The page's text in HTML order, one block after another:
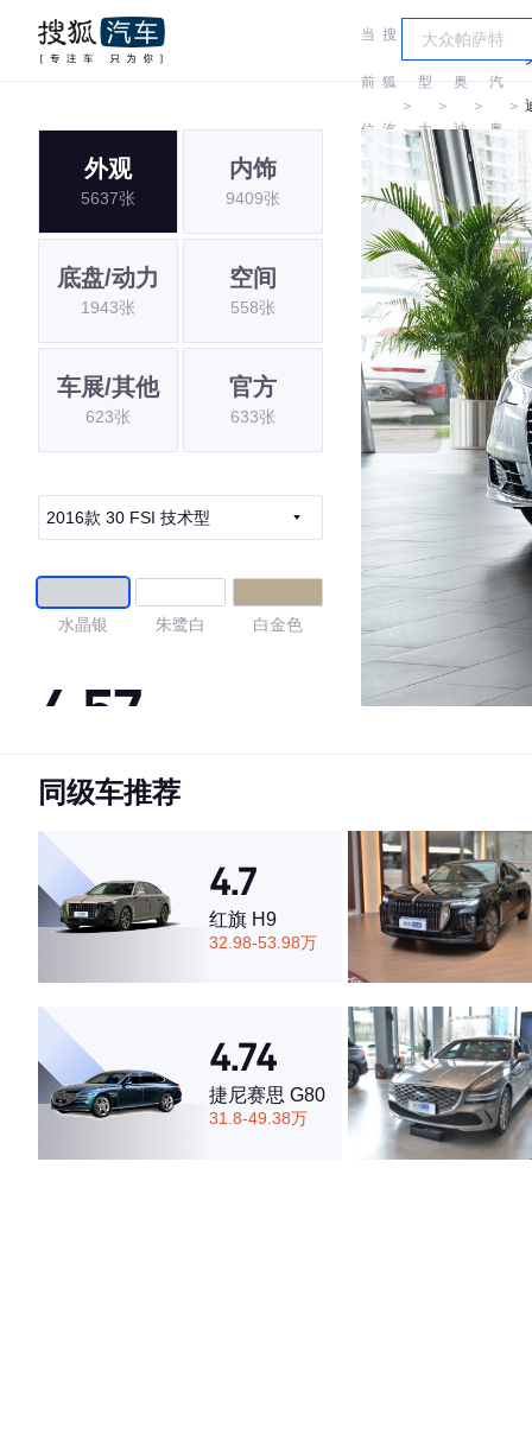
当
前
位
置:
搜
狐
汽
＞
车
型
大
全
＞
奥
迪
＞
一
汽
奥
迪
＞
外观
5637张
内饰
9409张
底盘/动力
1943张
空间
558张
车展/其他
623张
官方
633张
2016款 30 FSI 技术型
水晶银 朱鹭白 白金色
4.57
·外观表现一般，低于70%同级车
·空间表现一般，低于54%同级车
同级车推荐
4.7
红旗 H9
32.98-53.98万
4.74
捷尼赛思 G80
31.8-49.38万